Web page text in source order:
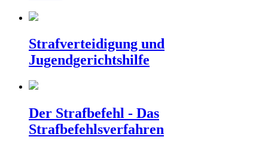
Strafverteidigung und
Jugendgerichtshilfe
Der Strafbefehl - Das
Strafbefehlsverfahren